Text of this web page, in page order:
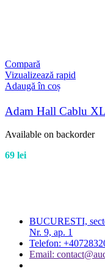
Compară
Vizualizează rapid
Adaugă în coș
Adam Hall Cablu
Available on backorder
69 lei
BUCURESTI,
Nr. 9, ap. 1
Telefon:
Email: